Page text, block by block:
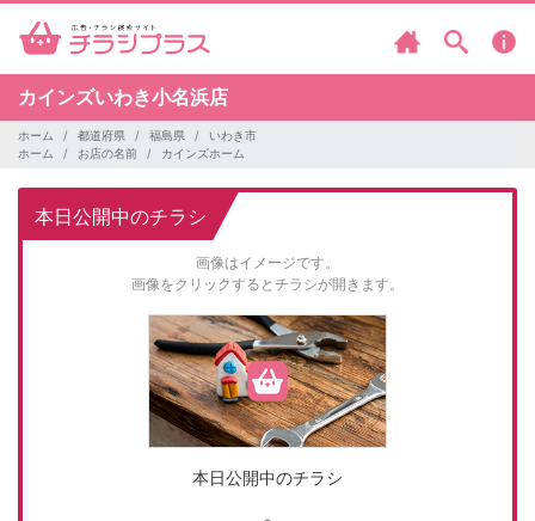
カインズいわき小名浜店
ホーム 都道府県 福島県
いわき市
ホーム
お店の名前 カインズホーム
本日公開中のチラシ
画像はイメージです。
画像をクリックするとチラシが開きます。
本日公開中のチラシ